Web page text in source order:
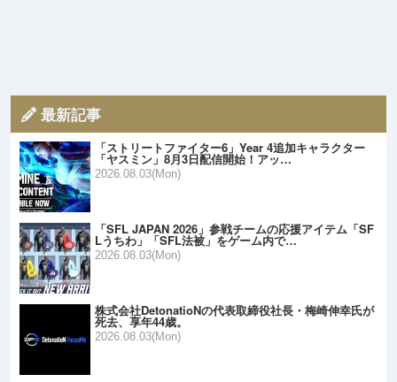
最新記事
「ストリートファイター6」Year 4追加キャラクター
「ヤスミン」8月3日配信開始！アッ…
2026.08.03(Mon)
「SFL JAPAN 2026」参戦チームの応援アイテム「SF
Lうちわ」「SFL法被」をゲーム内で…
2026.08.03(Mon)
株式会社DetonatioNの代表取締役社長・梅崎伸幸氏が
死去、享年44歳。
2026.08.03(Mon)